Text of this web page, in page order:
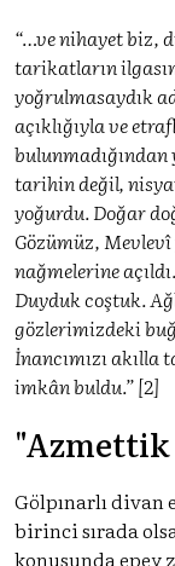
“…ve nihayet biz,
tarikatların
yoğrulmasaydık
açıklığıyla ve
tarihin değil,
yoğurdu. Doğar
Gözümüz,
nağmelerine
Duyduk coştuk.
gözlerimizdeki
İnancımızı
imkân buldu.” [2]
"Azmettik
Gölpınarlı divan
birinci sırada
konusunda epey